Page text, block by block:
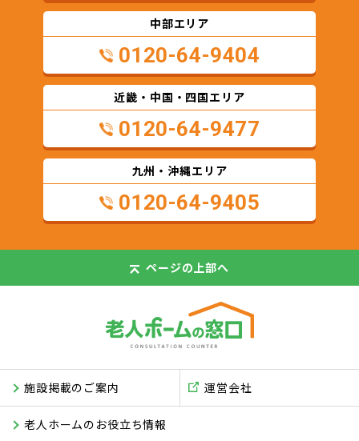
中部エリア
0120-64-9404
近畿・中国・四国エリア
0120-64-9477
九州・沖縄エリア
0120-64-9405
ページの上部へ
施設掲載のご案内
老人ホームのお役立ち情報
運営会社